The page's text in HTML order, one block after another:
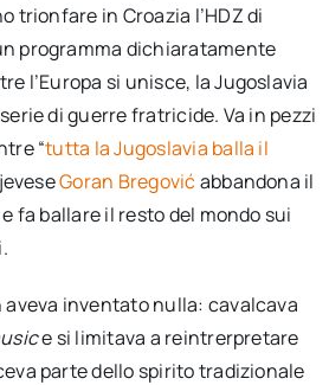
trionfare in Croazia l’HDZ di
programma dichiaratamente
l’Europa si unisce, la Jugoslavia
di guerre fratricide. Va in pezzi
“tutta la Jugoslavia balla il
Goran Bregovićabbandona il
fa ballare il resto del mondo sui
inventato nulla: cavalcava
e si limitava a reintrerpretare
parte dello spirito tradizionale